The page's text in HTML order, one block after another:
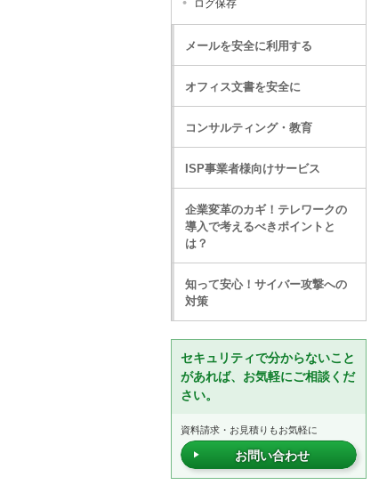
ログ保存
メールを安全に利用する
オフィス文書を安全に
コンサルティング・教育
ISP事業者様向けサービス
企業変革のカギ！テレワークの
導入で考えるべきポイントと
は？
知って安心！サイバー攻撃への
対策
セキュリティで分からないこと
があれば、お気軽にご相談くだ
さい。
資料請求・お見積りもお気軽に
お問い合わせ